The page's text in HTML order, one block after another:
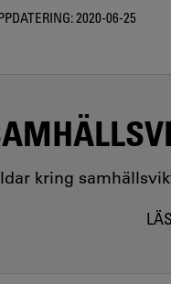
2020-06-25
kring